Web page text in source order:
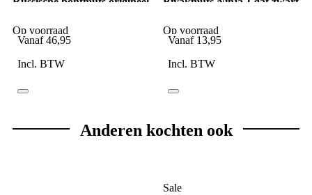
Op voorraad
Vanaf 46,95
Incl. BTW
Op voorraad
Vanaf 13,95
Incl. BTW
Anderen kochten ook
Sale